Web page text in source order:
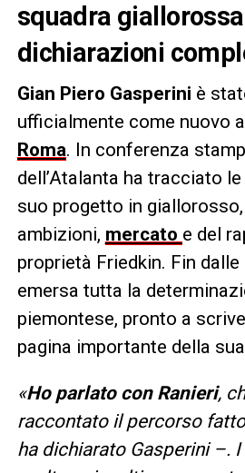
squadra
dichiarazioni
Gian Piero Gasperini è
ufficialmente come nuovo
Roma. In conferenza
dell’Atalanta ha tracciato le
suo progetto in
ambizioni, mercato e del
proprietà Friedkin. Fin
emersa tutta la
piemontese, pronto a
pagina importante della
«Ho parlato con Ranieri,
raccontato il percorso
ha dichiarato Gasperini –.